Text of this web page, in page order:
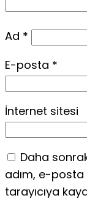
Ad *
E-posta *
İnternet sitesi
Daha
adım, e-
tarayıcıya